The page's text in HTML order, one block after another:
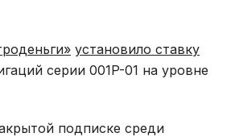
установило ставку
серии 001P-01 на уровне
подписке среди